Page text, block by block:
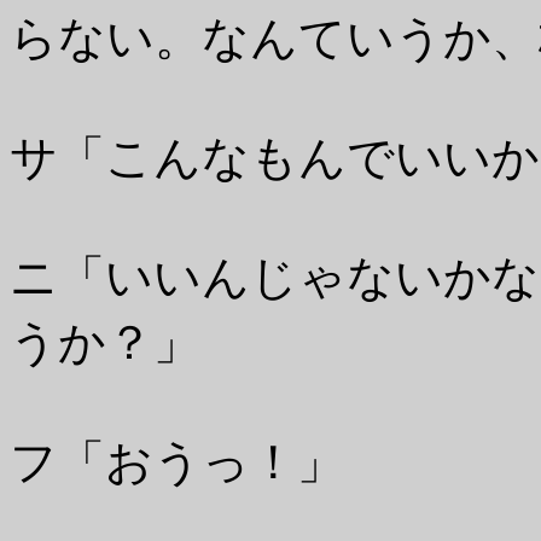
らない。なんていうか
サ「こんなもんでいい
ニ「いいんじゃないか
うか？」
フ「おうっ！」